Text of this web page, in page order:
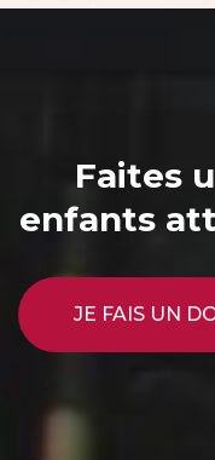
Faites
enfants
JE FAIS UN